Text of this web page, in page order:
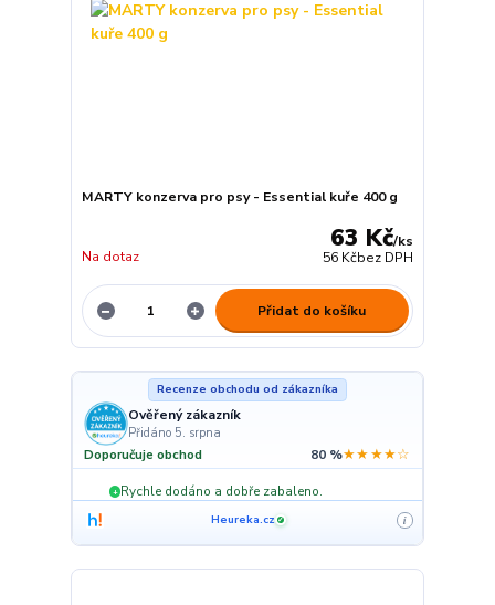
MARTY konzerva pro psy - Essential kuře 400 g
63 Kč/ks
56 Kčbez DPH
Na dotaz
Přidat do košíku
Recenze obchodu od zákazníka
Ověřený zákazník
Přidáno 5. srpna
Doporučuje obchod 80 %★★★★☆
+ Rychle dodáno a dobře zabaleno.
Heureka.cz ✓ i